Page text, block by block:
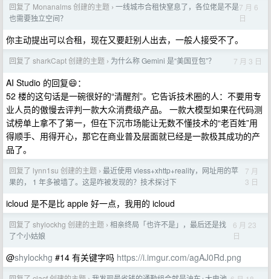
回复了 Monanalms 创建的主题 › 一线城市合租快窒息了，各位佬是不是
也需要独立空间？
7 月 6
日
你主动提出可以合租，现在又要赶别人出去，一般人接受不了。
回复了 sharkCapt 创建的主题 › 为什么称 Gemini 是“美国豆包”？ 7 月 3 日
AI Studio 的回复😄：
52 楼的这句话是一碗很好的“清醒剂”。它告诉技术圈的人：不要用专
业人员的傲慢去评判一款大众消费级产品。 一款大模型如果在代码测
试榜单上拿不了第一，但在下沉市场能让无数不懂技术的“老百姓”用
得顺手、用得开心，那它在商业普及层面就已经是一款极其成功的产
品了。
回复了 lynn1su 创建的主题 › 最近使用 vless+xhttp+reality，网址用的苹
果的， 1 年多被墙了。这是咋被发现的？技术探讨下
7 月
3 日
icloud 是不是比 apple 好一点，我用的 icloud
回复了 shylockhg 创建的主题 › 相亲终局「也许不是」，最后还是找
了个小姑娘
6 月 23
日
@shylockhg #14 有关键字吗 https://i.imgur.com/agAJ0Rd.png